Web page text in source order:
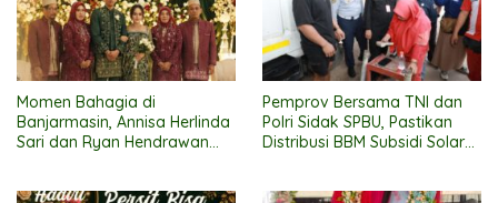
Momen Bahagia di
Banjarmasin, Annisa Herlinda
Sari dan Ryan Hendrawan
Pemprov Bersama TNI dan
Polri Sidak SPBU, Pastikan
Distribusi BBM Subsidi Solar